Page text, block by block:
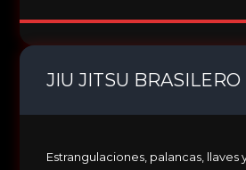
JIU JITSU BRASILERO
Estrangulaciones, palancas, llaves